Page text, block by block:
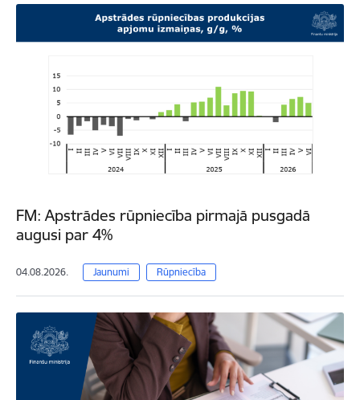
FM: Apstrādes rūpniecība pirmajā pusgadā
augusi par 4%
04.08.2026. Jaunumi Rūpniecība